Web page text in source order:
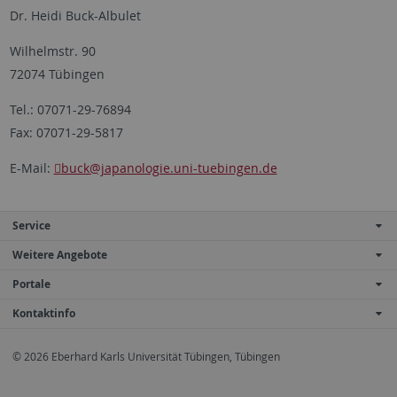
Dr. Heidi Buck-Albulet
Wilhelmstr. 90
72074 Tübingen
Tel.: 07071-29-76894
Fax: 07071-29-5817
E-Mail: buck@japanologie.uni-tuebingen.de
Service
Weitere Angebote
Portale
Kontaktinfo
© 2026 Eberhard Karls Universität Tübingen, Tübingen